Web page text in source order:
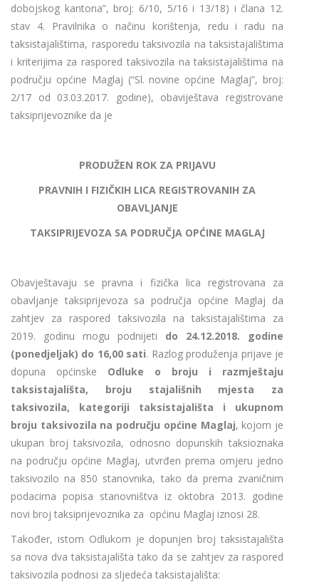
dobojskog kantona”, broj: 6/10, 5/16 i 13/18) i člana 12.
stav 4. Pravilnika o načinu korištenja, redu i radu na
taksistajalištima, rasporedu taksivozila na taksistajalištima
i kriterijima za raspored taksivozila na taksistajalištima na
području općine Maglaj (“Sl. novine općine Maglaj”, broj:
2/17 od 03.03.2017. godine), obaviještava registrovane
taksiprijevoznike da je
PRODUŽEN ROK ZA PRIJAVU
PRAVNIH I FIZIČKIH LICA REGISTROVANIH ZA
OBAVLJANJE
TAKSIPRIJEVOZA SA PODRUČJA OPĆINE MAGLAJ
Obavještavaju se pravna i fizička lica registrovana za
obavljanje taksiprijevoza sa područja općine Maglaj da
zahtjev za raspored taksivozila na taksistajalištima za
2019. godinu mogu podnijeti do 24.12.2018. godine
(ponedjeljak) do 16,00 sati. Razlog produženja prijave je
dopuna općinske Odluke o broju i razmještaju
taksistajališta, broju stajališnih mjesta za
taksivozila, kategoriji taksistajališta i ukupnom
broju taksivozila na području općine Maglaj, kojom je
ukupan broj taksivozila, odnosno dopunskih taksioznaka
na području općine Maglaj, utvrđen prema omjeru jedno
taksivozilo na 850 stanovnika, tako da prema zvaničnim
podacima popisa stanovništva iz oktobra 2013. godine
novi broj taksiprijevoznika za općinu Maglaj iznosi 28.
Također, istom Odlukom je dopunjen broj taksistajališta
sa nova dva taksistajališta tako da se zahtjev za raspored
taksivozila podnosi za sljedeća taksistajališta: